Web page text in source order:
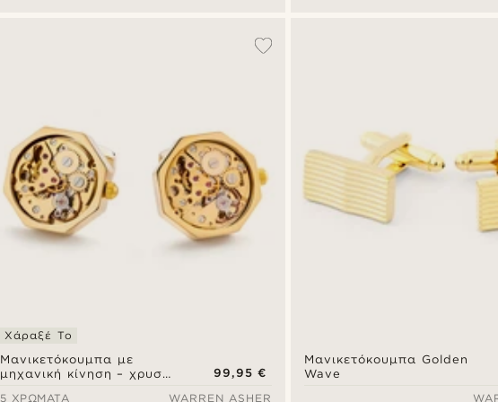
Μανικετόκουμπα με
μηχανική κίνηση – χρυσή
Χάραξέ Το
99,95 €
5 ΧΡΏΜΑΤΑ
WARREN ASHER
Μανικετόκουμπα Golden
Wave